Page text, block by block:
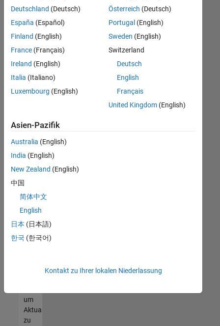
können
die
Suchkriterien
weiter
fassen
oder
alle
Stellenangebote
anzeigen .
noch
keine
offenen
Stellen
können,
die
Ihren
entsprechen,
werden
unseres
um
Aktualisierungen
zu
Deutschland (Deutsch)
España (Español)
Finland (English)
France (Français)
Ireland (English)
Italia (Italiano)
Luxembourg (English)
Österreich (Deutsch)
Portugal (English)
Sweden (English)
Switzerland
Deutsch
English
Français
United Kingdom(English)
Asien-Pazifik
Australia (English)
India (English)
New Zealand (English)
中国
简体中文
English
日本 (日本語)
한국 (한국어)
Kontakt zu Ihrer lokalen Niederlassung